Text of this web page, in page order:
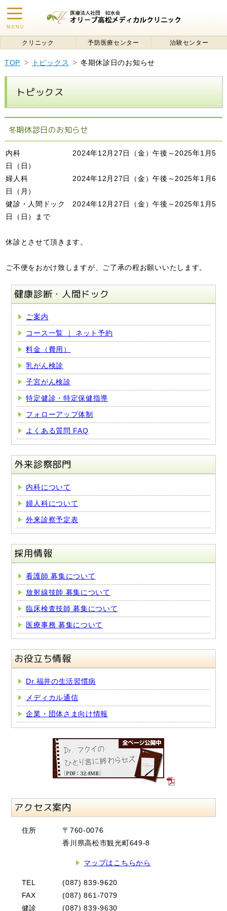
toggle
navigation
MENU
クリニック 予防医療センター 治験センター
TOP トピックス 冬期休診日のお知らせ
トピックス
冬期休診日のお知らせ
内科 2024年12月27日（金）午後～2025年1月5
日（日）
婦人科 2024年12月27日（金）午後～2025年1月6
日（月）
健診・人間ドック 2024年12月27日（金）午後～2025年1月5
日（日）まで
休診とさせて頂きます。
ご不便をおかけ致しますが、ご了承の程お願いいたします。
健康診断・人間ドック
ご案内
コース一覧 ｜ ネット予約
料金（費用）
乳がん検診
子宮がん検診
特定健診・特定保健指導
フォローアップ体制
よくある質問 FAQ
外来診察部門
内科について
婦人科について
外来診察予定表
採用情報
看護師 募集について
放射線技師 募集について
臨床検査技師 募集について
医療事務 募集について
お役立ち情報
Dr.福井の生活習慣病
メディカル通信
企業・団体さま向け情報
アクセス案内
住所
〒760-0076
香川県高松市観光町649-8
マップはこちらから
TEL
(087) 839-9620
FAX
(087) 861-7079
健診
(087) 839-9630